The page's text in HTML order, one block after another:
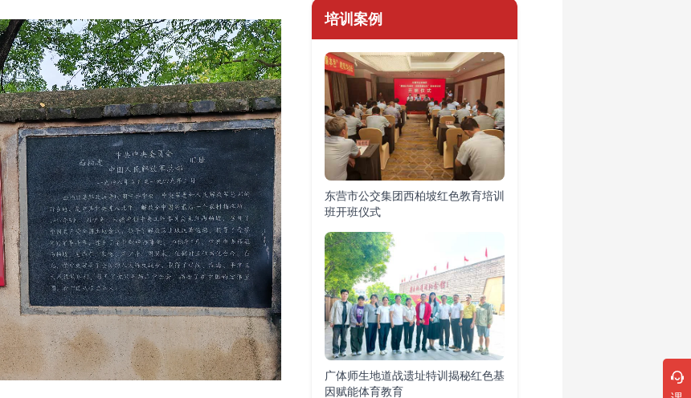
培训案例
东营市公交集团西柏坡红色教育培训
班开班仪式
广体师生地道战遗址特训揭秘红色基
因赋能体育教育